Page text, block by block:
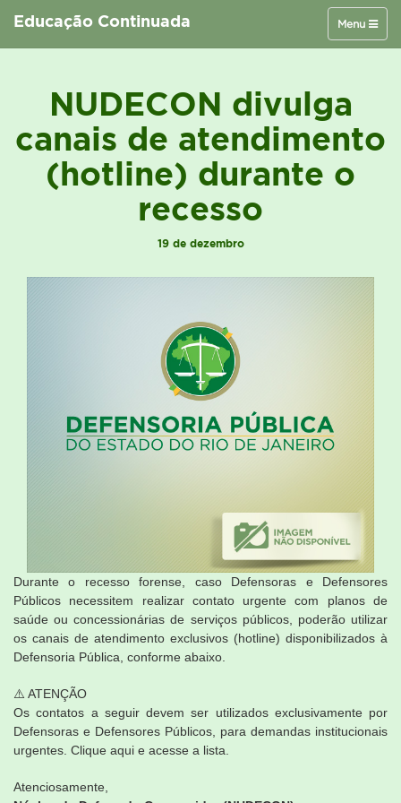
Toggle
navigation
Menu
Educação Continuada
NUDECON divulga
canais de atendimento
(hotline) durante o
recesso
19 de dezembro
Durante o recesso forense, caso Defensoras e Defensores
Públicos necessitem realizar contato urgente com planos de
saúde ou concessionárias de serviços públicos, poderão utilizar
os canais de atendimento exclusivos (hotline) disponibilizados à
Defensoria Pública, conforme abaixo.
⚠️ ATENÇÃO
Os contatos a seguir devem ser utilizados exclusivamente por
Defensoras e Defensores Públicos, para demandas institucionais
urgentes. Clique aqui e acesse a lista.
Atenciosamente,